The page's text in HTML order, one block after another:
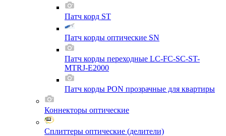
Патч корд ST
Патч корды оптические SN
Патч корды переходные LC-FC-SC-ST-
MTRJ-E2000
Патч корды PON прозрачные для квартиры
Коннекторы оптические
Сплиттеры оптические (делители)